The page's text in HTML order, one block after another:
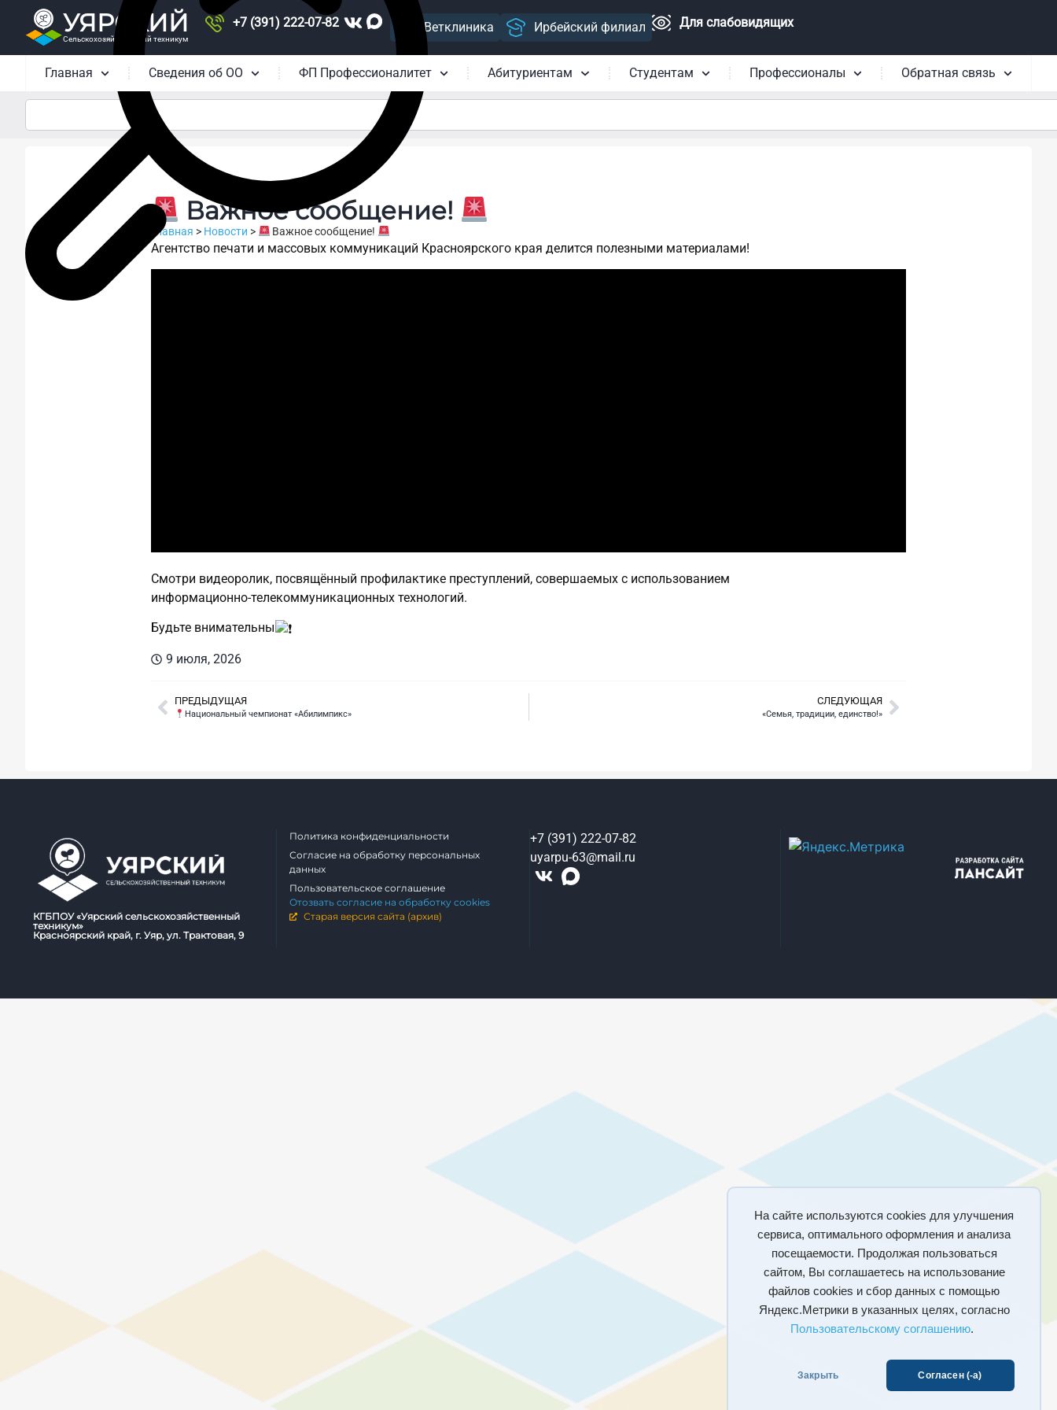
На сайте используются cookies для улучшения
сервиса, оптимального оформления и анализа
посещаемости. Продолжая пользоваться
сайтом, Вы соглашаетесь на использование
файлов cookies и сбор данных с помощью
Яндекс.Метрики в указанных целях, согласно
Пользовательскому соглашению.
Закрыть Согласен (-а)
УЯРСКИЙ
Сельскохозяйственный техникум
+7 (391) 222-07-82 Ветклиника Ирбейский филиал Для слабовидящих
Главная Сведения об ОО ФП Профессионалитет Абитуриентам Студентам Профессионалы Обратная связь
Важное сообщение!
Главная > Новости > Важное сообщение!
Агентство печати и массовых коммуникаций Красноярского края делится полезными материалами!
Смотри видеоролик, посвящённый профилактике преступлений, совершаемых с использованием
информационно‑телекоммуникационных технологий.
Будьте внимательны
9 июля, 2026
ПРЕДЫДУЩАЯ
Национальный чемпионат «Абилимпикс»
СЛЕДУЮЩАЯ
«Семья, традиции, единство!»
КГБПОУ «Уярский сельскохозяйственный
техникум»
Красноярский край, г. Уяр, ул. Трактовая, 9
Политика конфиденциальности
Согласие на обработку персональных
данных
Пользовательское соглашение
Отозвать согласие на обработку cookies
Старая версия сайта (архив)
+7 (391) 222-07-82
uyarpu-63@mail.ru